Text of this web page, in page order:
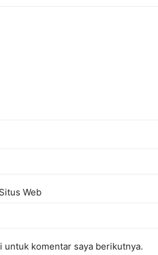
Situs Web
untuk komentar saya berikutnya.